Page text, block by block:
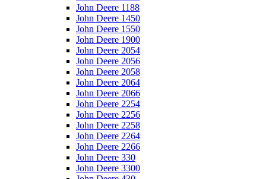
John Deere 1188
John Deere 1450
John Deere 1550
John Deere 1900
John Deere 2054
John Deere 2056
John Deere 2058
John Deere 2064
John Deere 2066
John Deere 2254
John Deere 2256
John Deere 2258
John Deere 2264
John Deere 2266
John Deere 330
John Deere 3300